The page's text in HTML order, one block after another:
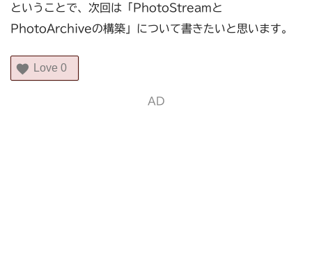
ということで、次回は「PhotoStreamと
PhotoArchiveの構築」について書きたいと思います。
Love 0
AD